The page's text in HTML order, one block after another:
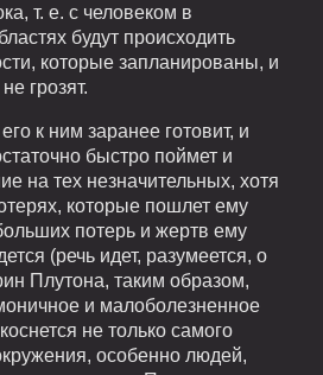
т. е. с человеком в
будут происходить
которые запланированы, и
грозят.
к ним заранее готовит, и
быстро поймет и
на тех незначительных, хотя
которые пошлет ему
потерь и жертв ему
(речь идет, разумеется, о
Плутона, таким образом,
и малоболезненное
не только самого
особенно людей,